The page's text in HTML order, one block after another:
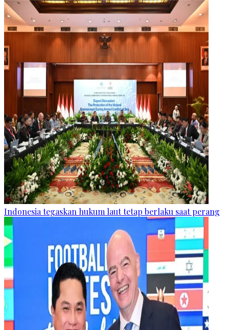
Indonesia tegaskan hukum laut tetap berlaku saat perang